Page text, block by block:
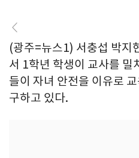
(광주=뉴스1) 서충섭 박지
서 1학년 학생이 교사를 밀
들이 자녀 안전을 이유로
구하고 있다.